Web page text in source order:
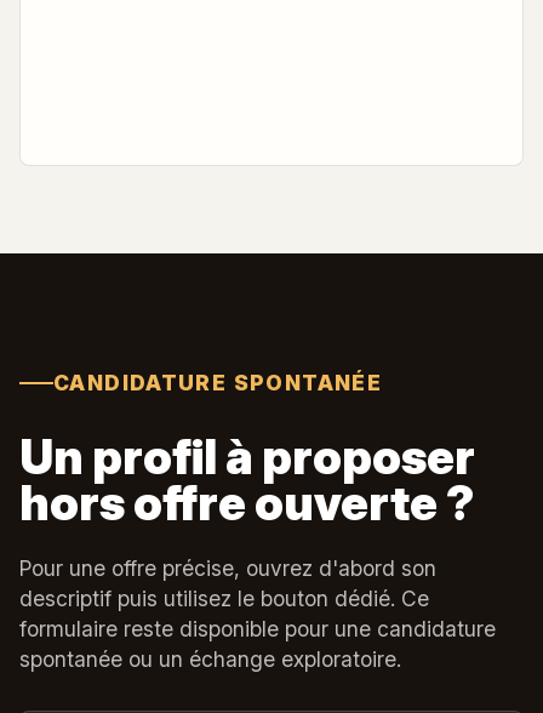
CANDIDATURE SPONTANÉE
Un profil à proposer
hors offre ouverte ?
Pour une offre précise, ouvrez d'abord son
descriptif puis utilisez le bouton dédié. Ce
formulaire reste disponible pour une candidature
spontanée ou un échange exploratoire.